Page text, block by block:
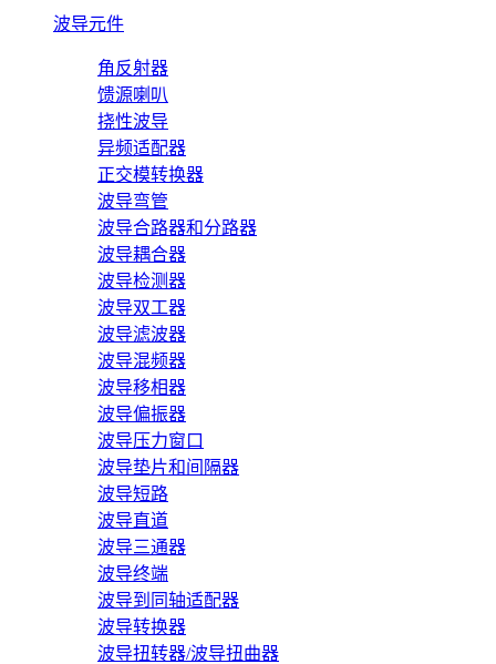
波导元件
角反射器
馈源喇叭
挠性波导
异频适配器
正交模转换器
波导弯管
波导合路器和分路器
波导耦合器
波导检测器
波导双工器
波导滤波器
波导混频器
波导移相器
波导偏振器
波导压力窗口
波导垫片和间隔器
波导短路
波导直道
波导三通器
波导终端
波导到同轴适配器
波导转换器
波导扭转器/波导扭曲器